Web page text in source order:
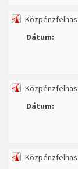
Dátum:
Dátum: